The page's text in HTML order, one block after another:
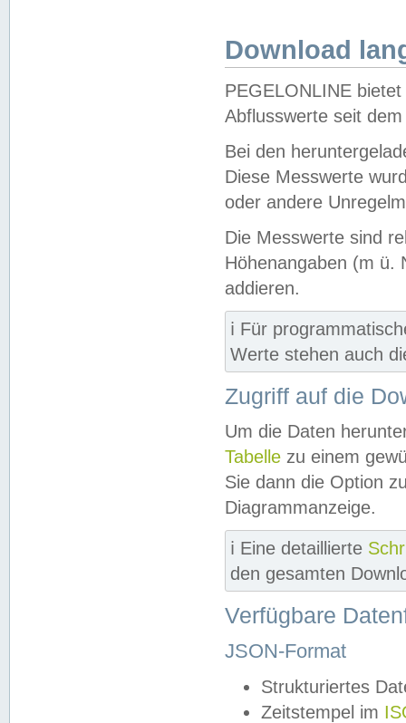
Download
PEGELONLINE
Abflusswerte seit
Bei den
Diese Messwerte
oder andere
Die Messwerte sind
Höhenangaben (m ü.
addieren.
ℹ️ Für
Werte stehen auch
Zugriff auf die
Um die Daten
Tabelle zu einem
Sie dann die Option
Diagrammanzeige.
ℹ️ Eine detaillierte
den gesamten
Verfügbare
JSON-Format
Strukturiertes
Zeitstempel im